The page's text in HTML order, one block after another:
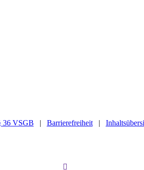
36 VSGB | Barrierefreiheit|